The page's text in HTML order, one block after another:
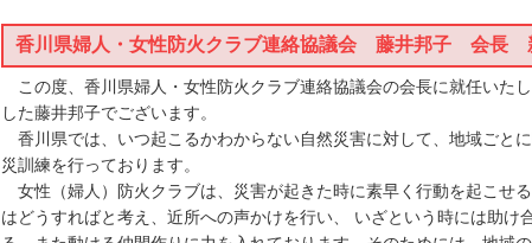
香川県婦人・女性防火クラブ連絡協議会 藤井邦子 会長
この度、香川県婦人・女性防火クラブ連絡協議会の会長に就任いたし
した藤井邦子でございます。
香川県では、いつ起こるかわからない自然災害に対して、地域ごと
災訓練を行っております。
女性（婦人）防火クラブは、災害が起きた時に素早く行動を起こせ
はどうすればと考え、近所への声かけを行い、 いざという時には助け